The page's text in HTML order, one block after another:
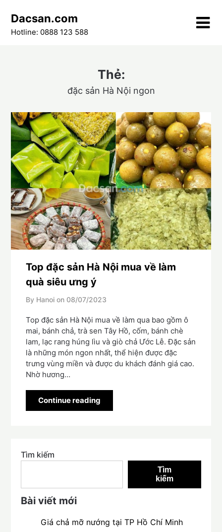
content
Dacsan.com
Hotline: 0888 123 588
Thẻ:
đặc sản Hà Nội ngon
Top đặc sản Hà Nội mua về làm
quà siêu ưng ý
By Hanoi on 08/07/2023
Top đặc sản Hà Nội mua về làm qua bao gồm ô
mai, bánh chả, trà sen Tây Hồ, cốm, bánh chè
lam, lạc rang húng lìu và giò chả Ước Lễ. Đặc sản
là những món ngon nhất, thể hiện được đặc
trưng vùng miền và được du khách đánh giá cao.
Nhờ hương…
Continue reading
Tìm kiếm
Tìm
kiếm
Bài viết mới
Giá chả mỡ nướng tại TP Hồ Chí Minh